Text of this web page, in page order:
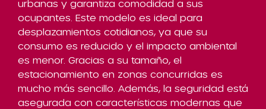
urbanas y garantiza comodidad a sus
ocupantes. Este modelo es ideal para
desplazamientos cotidianos, ya que su
consumo es reducido y el impacto ambiental
es menor. Gracias a su tamaño, el
estacionamiento en zonas concurridas es
mucho más sencillo. Además, la seguridad está
asegurada con características modernas que